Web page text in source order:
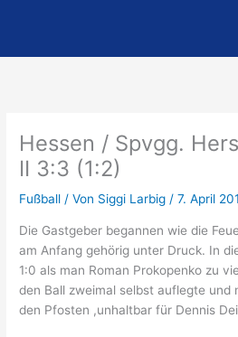
Hessen / Spvgg.
II 3:3 (1:2)
Fußball / Von Siggi Larbig/7. April
Die Gastgeber begannen wie die
am Anfang gehörig unter Druck. In
1:0 als man Roman Prokopenko zu
den Ball zweimal selbst auflegte und
den Pfosten ,unhaltbar für Dennis